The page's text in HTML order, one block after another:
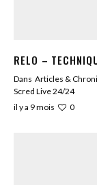
RELO –
Dans Articles &
Scred Live 24/24
il y a 9 mois
0